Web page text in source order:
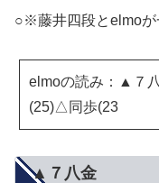
○※藤井四段とelmoが
elmoの読み：▲７
(25)△同歩(23
▲７八金